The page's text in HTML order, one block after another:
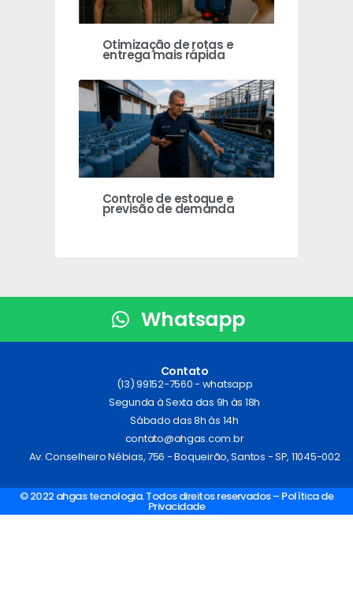
Otimização de rotas e
entrega mais rápida
Controle de estoque e
previsão de demanda
Whatsapp
Contato
(13) 99152-7560 - whatsapp
Segunda à Sexta das 9h às 18h
Sábado das 8h às 14h
contato@ahgas.com.br
Av. Conselheiro Nébias, 756 - Boqueirão, Santos - SP, 11045-002
© 2022 ahgas tecnologia. Todos direitos reservados – Política de
Privacidade